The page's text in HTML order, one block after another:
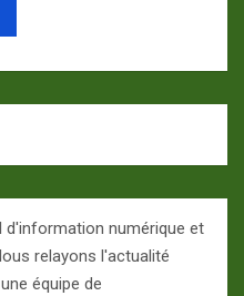
d'information numérique et
relayons l'actualité
équipe de